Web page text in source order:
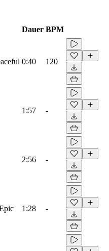
Dauer BPM
0:40 120
1:57 -
2:56 -
1:28 -